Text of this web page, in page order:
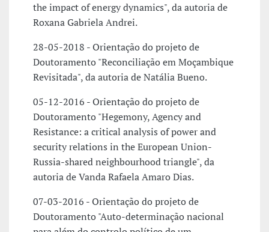
the impact of energy dynamics", da autoria de
Roxana Gabriela Andrei.
28-05-2018 - Orientação do projeto de
Doutoramento "Reconciliação em Moçambique
Revisitada", da autoria de Natália Bueno.
05-12-2016 - Orientação do projeto de
Doutoramento "Hegemony, Agency and
Resistance: a critical analysis of power and
security relations in the European Union-
Russia-shared neighbourhood triangle", da
autoria de Vanda Rafaela Amaro Dias.
07-03-2016 - Orientação do projeto de
Doutoramento "Auto-determinação nacional